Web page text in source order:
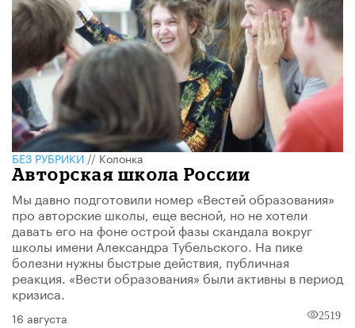
БЕЗ РУБРИКИ//Колонка
Авторская школа России
Мы давно подготовили номер «Вестей образования»
про авторские школы, еще весной, но не хотели
давать его на фоне острой фазы скандала вокруг
школы имени Александра Тубельского. На пике
болезни нужны быстрые действия, публичная
реакция. «Вести образования» были активны в период
кризиса.
16 августа 2519